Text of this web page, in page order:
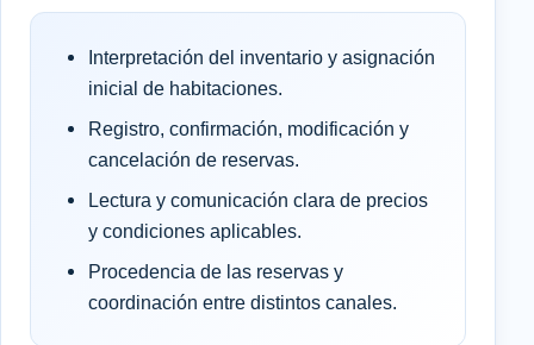
Interpretación del inventario y asignación
inicial de habitaciones.
Registro, confirmación, modificación y
cancelación de reservas.
Lectura y comunicación clara de precios
y condiciones aplicables.
Procedencia de las reservas y
coordinación entre distintos canales.